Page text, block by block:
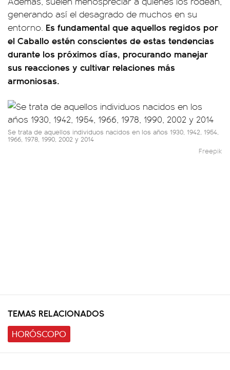
generando así el desagrado de muchos en su
entorno. Es fundamental que aquellos regidos por
el Caballo estén conscientes de estas tendencias
durante los próximos días, procurando manejar
sus reacciones y cultivar relaciones más
armoniosas.
Se trata de aquellos individuos nacidos en los años 1930, 1942, 1954,
1966, 1978, 1990, 2002 y 2014
Freepik
TEMAS RELACIONADOS
HORÓSCOPO